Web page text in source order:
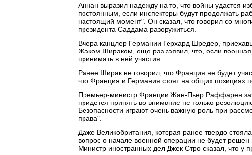
Аннан выразил надежду на то, что войны удастся
постоянным, если инспекторы будут продолжать
настоящий момент". Он сказал, что говорил со
президента Саддама разоружиться.
Вчера канцлер Германии Герхард Шредер,
Жаком Шираком, еще раз заявил, что, если
принимать в ней участия.
Ранее Ширак не говорил, что Франция не будет
что Франция и Германия стоят на общих позициях
Премьер-министр Франции Жан-Пьер Раффарен
придется принять во внимание не только
Безопасности играют очень важную роль при
права".
Даже Великобритания, которая ранее твердо
вопрос о начале военной операции не будет
Министр иностранных дел Джек Стро сказал, что у